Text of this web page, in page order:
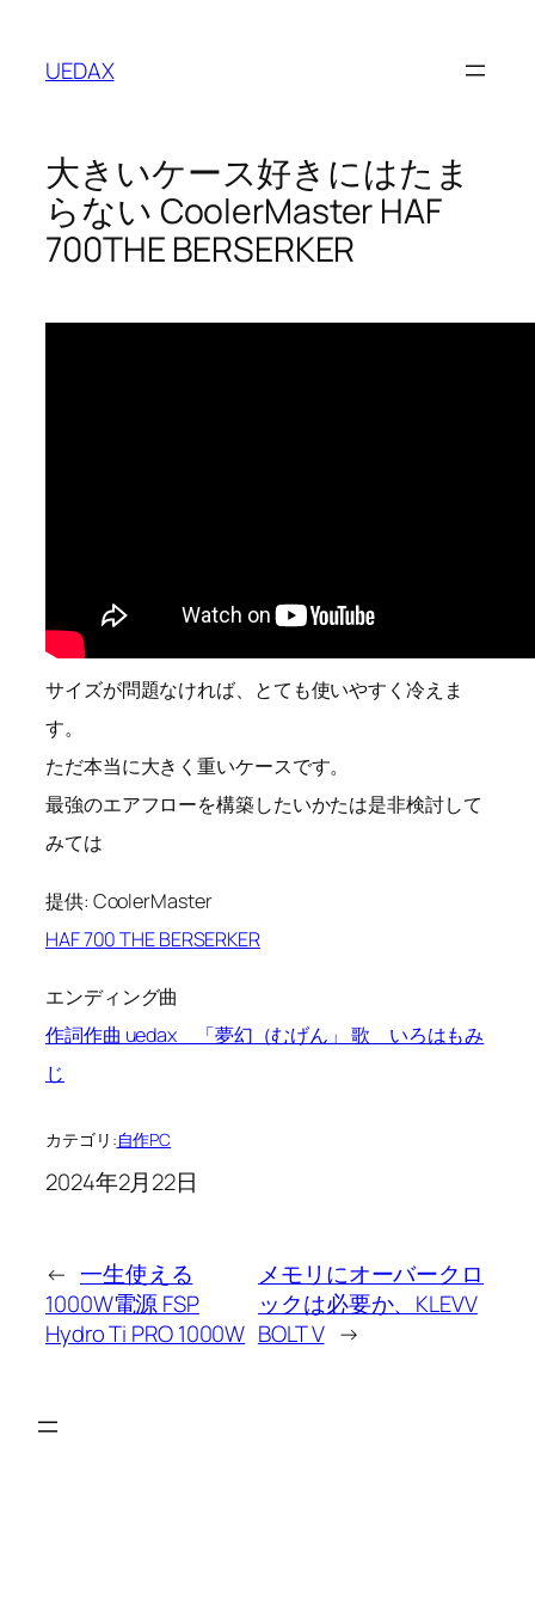
UEDAX
大きいケース好きにはたま
らない CoolerMaster HAF
700THE BERSERKER
サイズが問題なければ、とても使いやすく冷えま
す。
ただ本当に大きく重いケースです。
最強のエアフローを構築したいかたは是非検討して
みては
提供: CoolerMaster
HAF 700 THE BERSERKER
エンディング曲
作詞作曲 uedax 「夢幻（むげん」 歌 いろはもみ
じ
カテゴリ:自作PC
2024年2月22日
← 一生使える
1000W電源 FSP
Hydro Ti PRO 1000W
メモリにオーバークロ
ックは必要か、KLEVV
BOLT V →